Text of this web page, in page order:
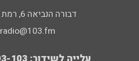
דבורה הנביאה 6, רמת השרון
radio@103.fm